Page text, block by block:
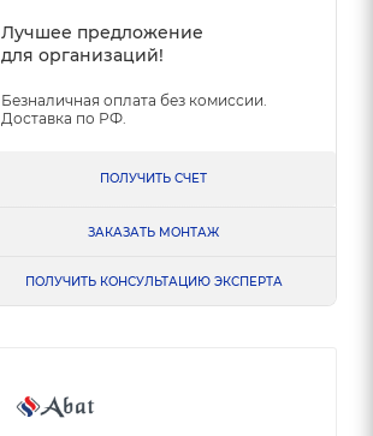
Лучшее предложение
для организаций!
Безналичная оплата без комиссии.
Доставка по РФ.
ПОЛУЧИТЬ СЧЕТ
ЗАКАЗАТЬ МОНТАЖ
ПОЛУЧИТЬ КОНСУЛЬТАЦИЮ ЭКСПЕРТА